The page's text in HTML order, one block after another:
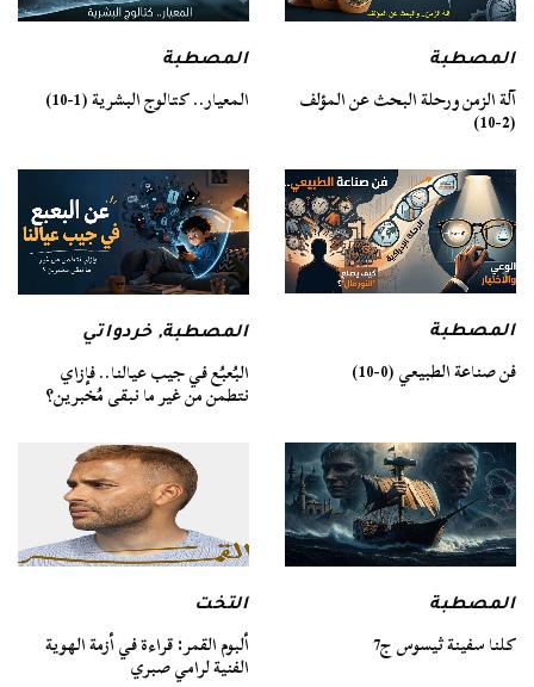
المصطبة
آلة الزمن ورحلة البحث عن المؤلف
(2-10)
المصطبة
المعيار.. كتالوج البشرية (1-10)
المصطبة
فن صناعة الطبيعي (0-10)
المصطبة,خردواتي
البُعبُع في جيب عيالنا.. فإزاي
نتطمن من غير ما نبقى مُخبرين؟
المصطبة
كلنا سفينة ثيسوس ج7
التخت
ألبوم القمر: قراءة في أزمة الهوية
الفنية لرامي صبري